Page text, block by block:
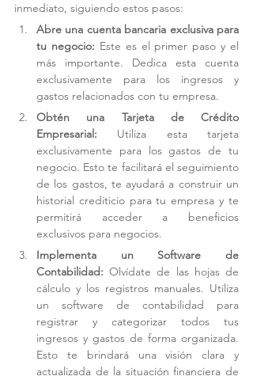
inmediato, siguiendo estos pasos:
Abre una cuenta bancaria exclusiva para
tu negocio: Este es el primer paso y el
más importante. Dedica esta cuenta
exclusivamente para los ingresos y
gastos relacionados con tu empresa.
Obtén una Tarjeta de Crédito
Empresarial: Utiliza esta tarjeta
exclusivamente para los gastos de tu
negocio. Esto te facilitará el seguimiento
de los gastos, te ayudará a construir un
historial crediticio para tu empresa y te
permitirá acceder a beneficios
exclusivos para negocios.
Implementa un Software de
Contabilidad: Olvídate de las hojas de
cálculo y los registros manuales. Utiliza
un software de contabilidad para
registrar y categorizar todos tus
ingresos y gastos de forma organizada.
Esto te brindará una visión clara y
actualizada de la situación financiera de